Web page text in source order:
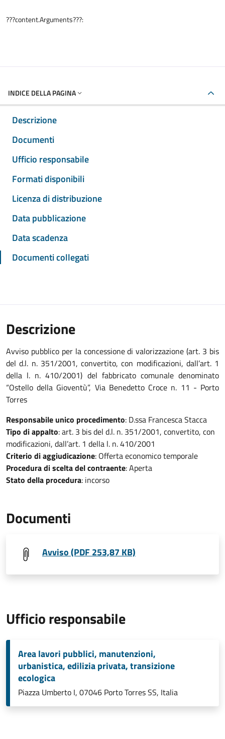
???content.Arguments???:
INDICE DELLA PAGINA
Descrizione
Documenti
Ufficio responsabile
Formati disponibili
Licenza di distribuzione
Data pubblicazione
Data scadenza
Documenti collegati
Descrizione
Avviso pubblico per la concessione di valorizzazione (art. 3 bis
del d.l. n. 351/2001, convertito, con modificazioni, dall’art. 1
della l. n. 410/2001) del fabbricato comunale denominato
“Ostello della Gioventù”, Via Benedetto Croce n. 11 - Porto
Torres
Responsabile unico procedimento: D.ssa Francesca Stacca
Tipo di appalto: art. 3 bis del d.l. n. 351/2001, convertito, con
modificazioni, dall’art. 1 della l. n. 410/2001
Criterio di aggiudicazione: Offerta economico temporale
Procedura di scelta del contraente: Aperta
Stato della procedura: incorso
Documenti
Avviso (PDF 253,87 KB)
Ufficio responsabile
Area lavori pubblici, manutenzioni,
urbanistica, edilizia privata, transizione
ecologica
Piazza Umberto I, 07046 Porto Torres SS, Italia